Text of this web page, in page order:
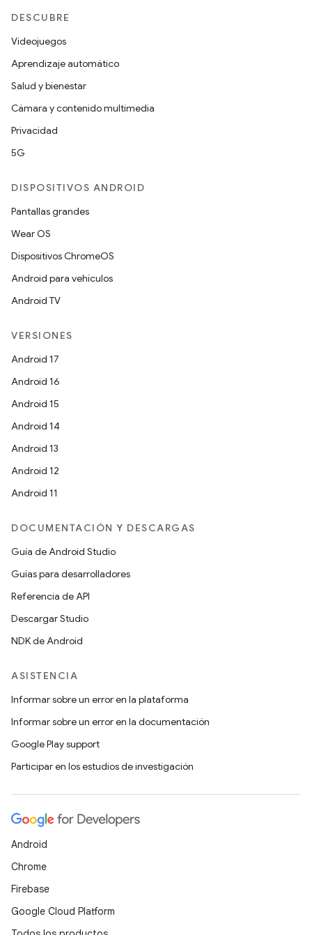
DESCUBRE
Videojuegos
Aprendizaje automático
Salud y bienestar
Cámara y contenido multimedia
Privacidad
5G
DISPOSITIVOS ANDROID
Pantallas grandes
Wear OS
Dispositivos ChromeOS
Android para vehículos
Android TV
VERSIONES
Android 17
Android 16
Android 15
Android 14
Android 13
Android 12
Android 11
DOCUMENTACIÓN Y DESCARGAS
Guía de Android Studio
Guías para desarrolladores
Referencia de API
Descargar Studio
NDK de Android
ASISTENCIA
Informar sobre un error en la plataforma
Informar sobre un error en la documentación
Google Play support
Participar en los estudios de investigación
Android
Chrome
Firebase
Google Cloud Platform